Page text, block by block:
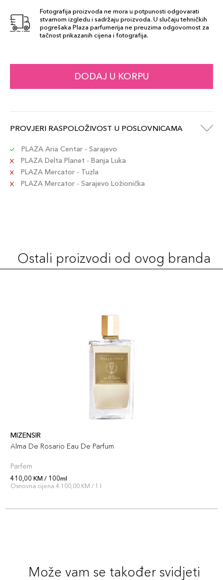
Fotografija proizvoda ne mora u potpunosti odgovarati
stvarnom izgledu i sadržaju proizvoda. U slučaju tehničkih
pogrešaka Plaza parfumerija ne preuzima odgovornost za
tačnost prikazanih cijena i fotografija.
DODAJ U KORPU
PROVJERI RASPOLOŽIVOST U POSLOVNICAMA
PLAZA Aria Centar - Sarajevo
PLAZA Delta Planet - Banja Luka
PLAZA Mercator - Tuzla
PLAZA Mercator - Sarajevo Ložionička
Ostali proizvodi od ovog branda
MIZENSIR
Alma De Rosario Eau De Parfum
Parfem
410,00 KM / 100ml
Osnovna cijena 4.100,00 KM / 1 l
Može vam se također svidjeti